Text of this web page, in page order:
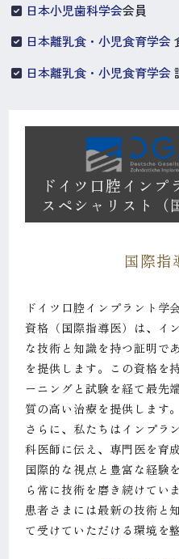
日本小児歯科学会会員
日本離乳食・小児食育学会
日本離乳食・小児食育学会
ドイツ口腔インプ
スペシャリスト（
国際指
ドイツ口腔インプラント学
資格（国際指導医）は、イ
な技術と知識を持つ証明で
を提供します。この資格を
ーニングと試験を経て最先
質の高い治療を提供します。
さらに、私たちはインプラ
科医師に伝え、専門医を育
国際的な視点と豊富な経験
ら常に技術を磨き続けてい
患者さまには最新の技術と
て受けていただける環境を